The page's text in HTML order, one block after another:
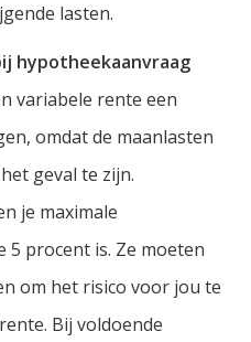
lasten.
hypotheekaanvraag
variabele rente een
omdat de maanlasten
geval te zijn.
je maximale
5 procent is. Ze moeten
om het risico voor jou te
Bij voldoende